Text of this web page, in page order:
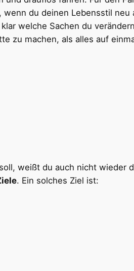
du deinen Lebensstil neu
welche Sachen du
zu machen, als alles auf
weißt du auch nicht wieder
. Ein solches Ziel ist: